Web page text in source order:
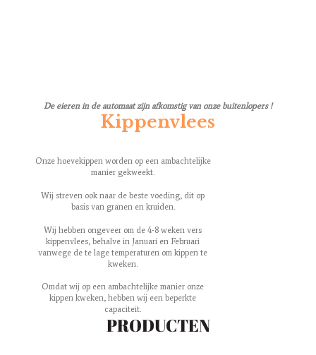
De eieren in de automaat zijn afkomstig van onze buitenlopers !
Kippenvlees
Onze hoevekippen worden op een ambachtelijke
manier gekweekt.
Wij streven ook naar de beste voeding, dit op
basis van granen en kruiden.
Wij hebben ongeveer om de 4-8 weken vers
kippenvlees, behalve in Januari en Februari
vanwege de te lage temperaturen om kippen te
kweken.
Omdat wij op een ambachtelijke manier onze
kippen kweken, hebben wij een beperkte
capaciteit.
PRODUCTEN